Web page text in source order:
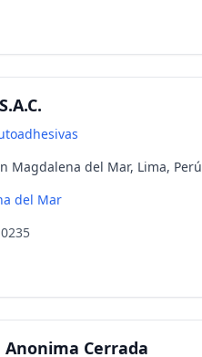
Magdalena del Mar, Lima, Perú
del Mar
Anonima Cerrada